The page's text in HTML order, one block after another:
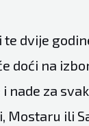
dvije
doći na
nade za
Mostaru ili